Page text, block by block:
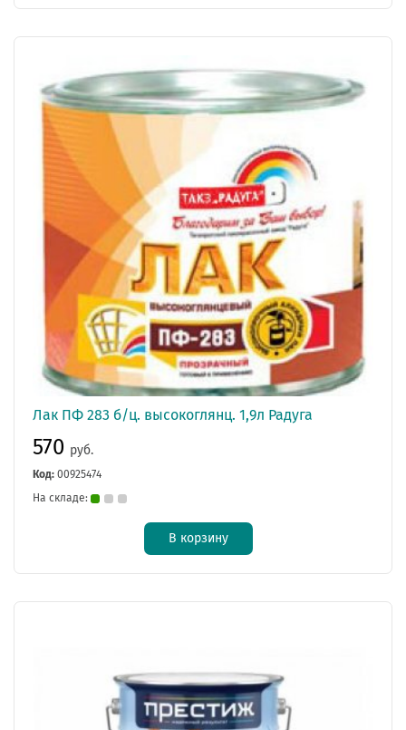
Лак ПФ 283 б/ц. высокоглянц. 1,9л Радуга
570 руб.
Код: 00925474
На складе:
В корзину